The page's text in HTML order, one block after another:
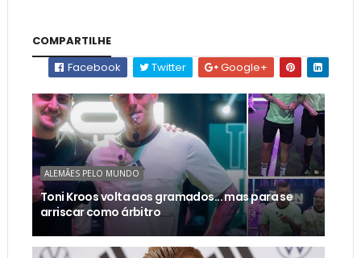
COMPARTILHE
Facebook
Twitter Google+
ALEMÃES PELO MUNDO
Toni Kroos volta aos gramados... mas para se
arriscar como árbitro